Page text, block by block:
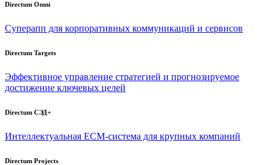
Directum Omni
Суперапп для корпоративных коммуникаций и сервисов
Directum Targets
Эффективное управление стратегией и прогнозируемое
достижение ключевых целей
Directum СЭД+
Интеллектуальная ECM-система для крупных компаний
Directum Projects